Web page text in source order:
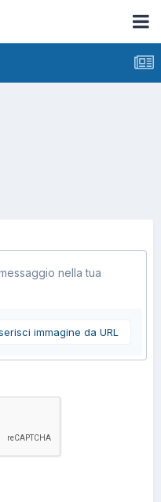
nella tua
immagine da URL